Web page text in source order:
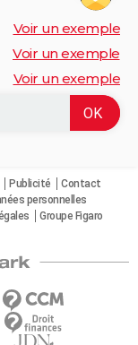
Voir un exemple
Voir un exemple
Voir un exemple
Publicité
Contact
personnelles
Groupe Figaro